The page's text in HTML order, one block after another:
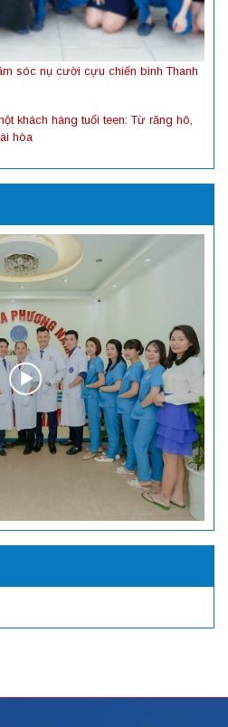
sóc nụ cười cựu chiến binh Thanh
khách hàng tuổi teen: Từ răng hô,
hòa